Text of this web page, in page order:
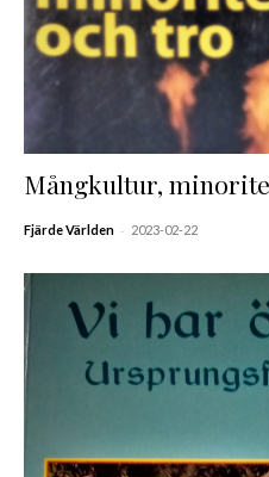
Mångkultur,
Fjärde Världen - 2023-02-22